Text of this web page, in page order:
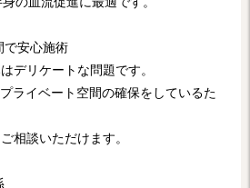
安心施術
デリケートな問題です。
ライベート空間の確保をしているた
相談いただけます。